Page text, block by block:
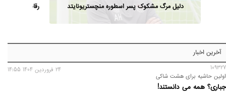
دلیل مرگ مشکوک پسر اسطوره منچستریونایتد رقابت مدیران
آخرین اخبار
109327
اولین حاشیه برای هشت شاکی
جباری؟ همه می‌ دانستند!
24 فروردين 1404 14:55